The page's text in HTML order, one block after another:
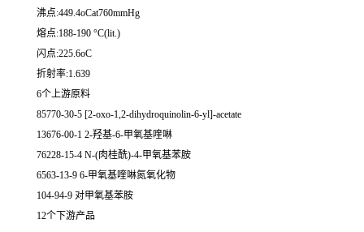
沸点:449.4oCat760mmHg
熔点:188-190 °C(lit.)
闪点:225.6oC
折射率:1.639
6个上游原料
85770-30-5 [2-oxo-1,2-dihydroquinolin-6-yl]-acetate
13676-00-1 2-羟基-6-甲氧基喹啉
76228-15-4 N-(肉桂酰)-4-甲氧基苯胺
6563-13-9 6-甲氧基喹啉氮氧化物
104-94-9 对甲氧基苯胺
12个下游产品